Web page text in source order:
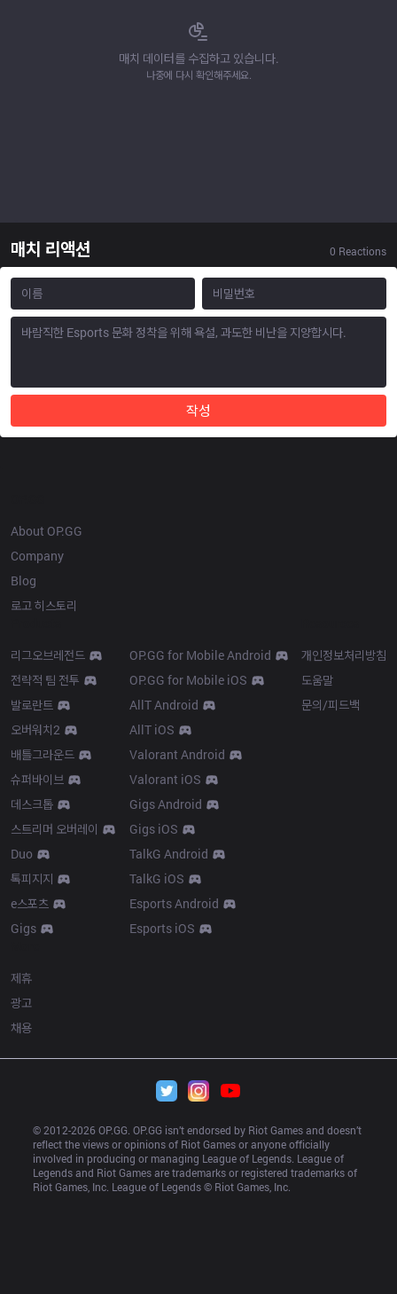
매치 데이터를 수집하고 있습니다.
나중에 다시 확인해주세요.
매치 리액션 0 Reactions
작성
About OP.GG
Company
Blog
로고 히스토리
리그오브레전드
전략적 팀 전투
발로란트
오버워치2
배틀그라운드
슈퍼바이브
데스크톱
스트리머 오버레이
Duo
톡피지지
e스포츠
Gigs
OP.GG for Mobile Android
OP.GG for Mobile iOS
AllT Android
AllT iOS
Valorant Android
Valorant iOS
Gigs Android
Gigs iOS
TalkG Android
TalkG iOS
Esports Android
Esports iOS
개인정보처리방침
도움말
문의/피드백
제휴
광고
채용
© 2012-2026 OP.GG. OP.GG isn’t endorsed by Riot Games and doesn’t
reflect the views or opinions of Riot Games or anyone officially
involved in producing or managing League of Legends. League of
Legends and Riot Games are trademarks or registered trademarks of
Riot Games, Inc. League of Legends © Riot Games, Inc.